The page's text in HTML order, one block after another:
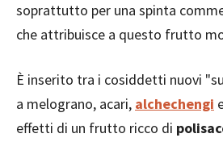
soprattutto per una spinta
che attribuisce a questo frutto
È inserito tra i cosiddetti nuovi
a melograno, acari, alchechengi
effetti di un frutto ricco di